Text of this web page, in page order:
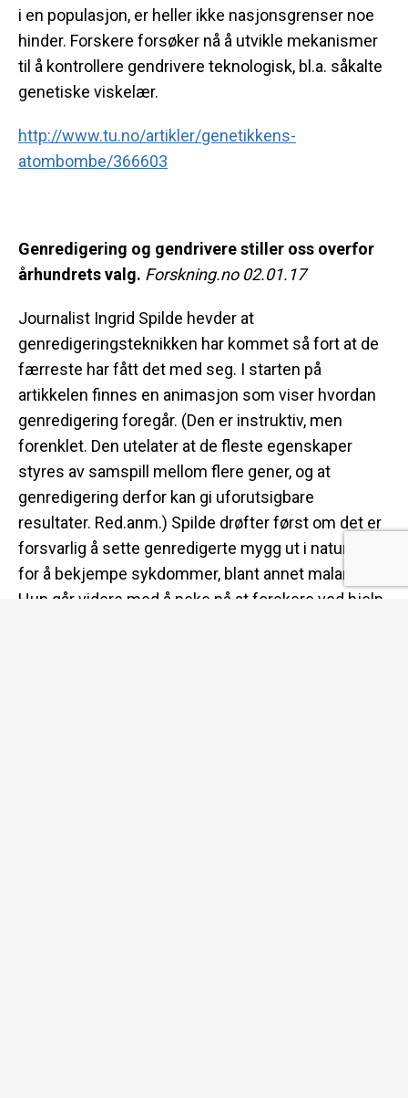
i en populasjon, er heller ikke nasjonsgrenser noe
hinder. Forskere forsøker nå å utvikle mekanismer
til å kontrollere gendrivere teknologisk, bl.a. såkalte
genetiske viskelær.
http://www.tu.no/artikler/genetikkens-
atombombe/366603
Genredigering og gendrivere stiller oss overfor
århundrets valg. Forskning.no 02.01.17
Journalist Ingrid Spilde hevder at
genredigeringsteknikken har kommet så fort at de
færreste har fått det med seg. I starten på
artikkelen finnes en animasjon som viser hvordan
genredigering foregår. (Den er instruktiv, men
forenklet. Den utelater at de fleste egenskaper
styres av samspill mellom flere gener, og at
genredigering derfor kan gi uforutsigbare
resultater. Red.anm.) Spilde drøfter først om det er
forsvarlig å sette genredigerte mygg ut i naturen
for å bekjempe sykdommer, blant annet malaria.
Hun går videre med å peke på at forskere ved hjelp